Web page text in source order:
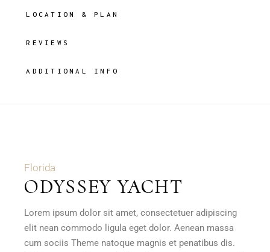
LOCATION & PLAN
REVIEWS
ADDITIONAL INFO
Florida
ODYSSEY YACHT
Lorem ipsum dolor sit amet, consectetuer adipiscing
elit nean commodo ligula eget dolor. Aenean massa
cum sociis Theme natoque magnis et penatibus dis.